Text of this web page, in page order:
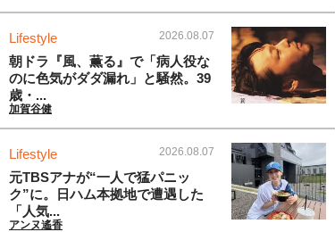
Lifestyle 2026.08.07
朝ドラ『風、薫る』で「病人役な
のに色気がダダ漏れ」と騒然。39
歳・...
加賀谷健
Lifestyle 2026.08.07
元TBSアナが“一人で猛パニッ
ク”に。日ハム本拠地で遭遇した
「人気...
アンヌ遙香